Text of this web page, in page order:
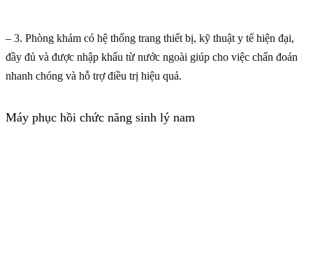
– 3. Phòng khám có hệ thống trang thiết bị, kỹ thuật y tế hiện đại,
đầy đủ và được nhập khẩu từ nước ngoài giúp cho việc chẩn đoán
nhanh chóng và hỗ trợ điều trị hiệu quả.
Máy phục hồi chức năng sinh lý nam